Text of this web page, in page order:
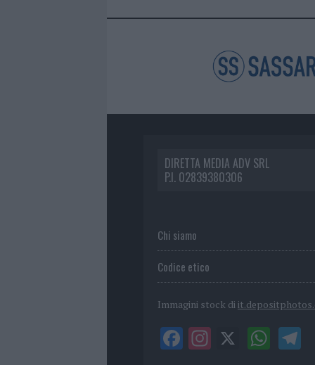
DIRETTA MEDIA ADV SRL
P.I. 02839380306
Chi siamo
Codice etico
Immagini stock di